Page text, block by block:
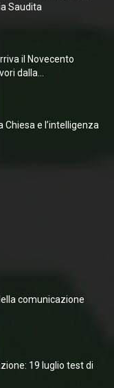
Saudita
il Novecento
dalla...
Chiesa e l’intelligenza
comunicazione
19 luglio test di